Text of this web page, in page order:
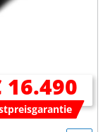
16.490